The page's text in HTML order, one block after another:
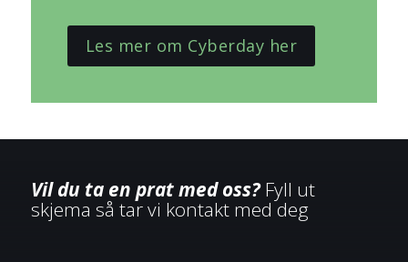
Les mer om Cyberday her
Vil du ta en prat med oss?Fyll ut
skjema så tar vi kontakt med deg